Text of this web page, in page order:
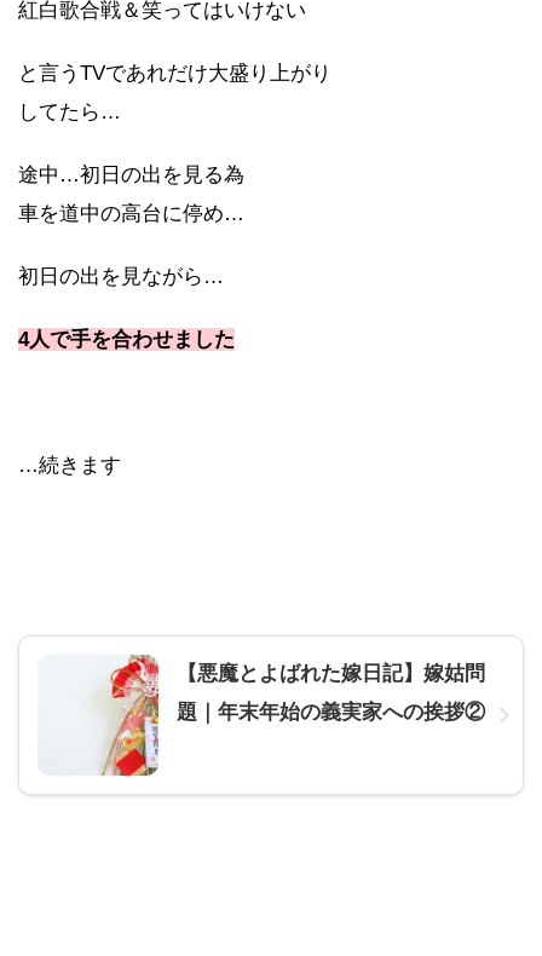
紅白歌合戦＆笑ってはいけない
と言うTVであれだけ大盛り上がり
してたら…
途中…初日の出を見る為
車を道中の高台に停め…
初日の出を見ながら…
4人で手を合わせました
…続きます
【悪魔とよばれた嫁日記】嫁姑問
題｜年末年始の義実家への挨拶②